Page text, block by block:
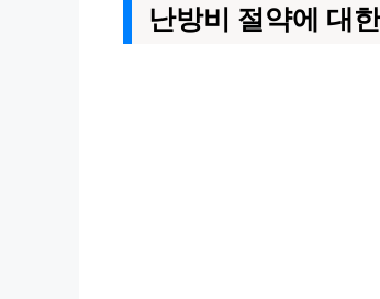
난방비 절약에 대